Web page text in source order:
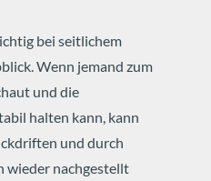
bei seitlichem
Wenn jemand zum
und die
halten kann, kann
und durch
wieder nachgestellt